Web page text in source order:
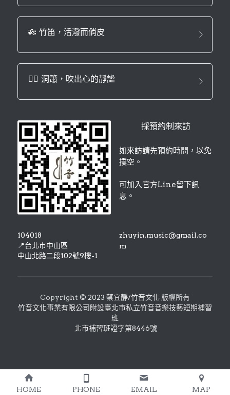
🎋 竹笛，活潑而俏皮
🧘‍♀️ 洞簫，吹出心的靜謐
採預約制來訪
如來訪請先預約時間，以免
撲空。
可加入官方Line留下訊
息。
104018
📍台北市中山區
中山北路二段102號9樓-1
zhuyin.music@gmail.co
m
Copyright © 2023 蔡宜靜/竹音文化 版權所有
竹音文化事業有限公司附設臺北市私立竹音音樂技藝短期補習
班
北市補習班證字第8446號
HOME PHONE EMAIL MAP